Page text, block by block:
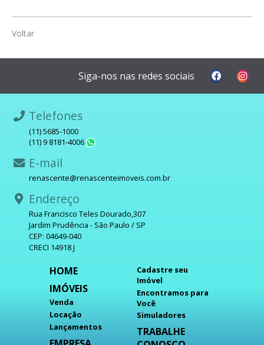
Voltar
Siga-nos nas redes sociais
Telefones
(11) 5685-1000
(11) 9 8181-4006
E-mail
renascente@renascenteimoveis.com.br
Endereço
Rua Francisco Teles Dourado,307
Jardim Prudência - São Paulo / SP
CEP: 04649-040
CRECI 14918 J
HOME
IMÓVEIS
Venda
Locação
Lançamentos
Cadastre seu
Imóvel
Encontramos para
Você
Simuladores
TRABALHE